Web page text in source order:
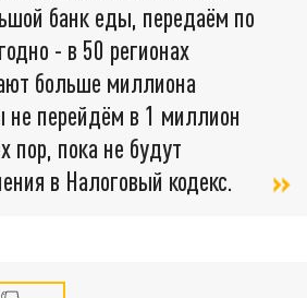
банк еды, передаём по
- в 50 регионах
больше миллиона
не перейдём в 1 миллион
пор, пока не будут
в Налоговый кодекс.